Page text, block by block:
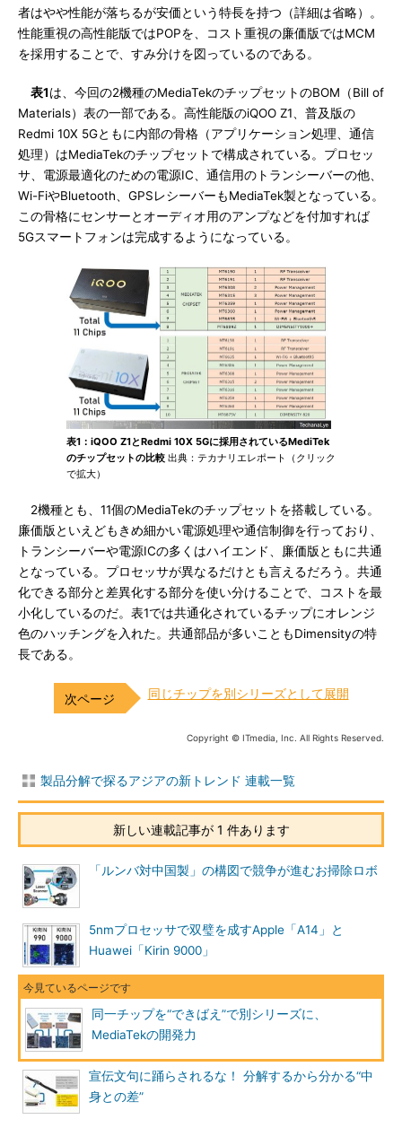
者はやや性能が落ちるが安価という特長を持つ（詳細は省略）。
性能重視の高性能版ではPOPを、コスト重視の廉価版ではMCM
を採用することで、すみ分けを図っているのである。
表1は、今回の2機種のMediaTekのチップセットのBOM（Bill of
Materials）表の一部である。高性能版のiQOO Z1、普及版の
Redmi 10X 5Gともに内部の骨格（アプリケーション処理、通信
処理）はMediaTekのチップセットで構成されている。プロセッ
サ、電源最適化のための電源IC、通信用のトランシーバーの他、
Wi-FiやBluetooth、GPSレシーバーもMediaTek製となっている。
この骨格にセンサーとオーディオ用のアンプなどを付加すれば
5Gスマートフォンは完成するようになっている。
表1：iQOO Z1とRedmi 10X 5Gに採用されているMediTek
のチップセットの比較 出典：テカナリエレポート（クリック
で拡大）
2機種とも、11個のMediaTekのチップセットを搭載している。
廉価版といえどもきめ細かい電源処理や通信制御を行っており、
トランシーバーや電源ICの多くはハイエンド、廉価版ともに共通
となっている。プロセッサが異なるだけとも言えるだろう。共通
化できる部分と差異化する部分を使い分けることで、コストを最
小化しているのだ。表1では共通化されているチップにオレンジ
色のハッチングを入れた。共通部品が多いこともDimensityの特
長である。
同じチップを別シリーズとして展開
Copyright © ITmedia, Inc. All Rights Reserved.
製品分解で探るアジアの新トレンド 連載一覧
新しい連載記事が 1 件あります
「ルンバ対中国製」の構図で競争が進むお掃除ロボ
5nmプロセッサで双璧を成すApple「A14」と
Huawei「Kirin 9000」
同一チップを“できばえ”で別シリーズに、
MediaTekの開発力
宣伝文句に踊らされるな！ 分解するから分かる“中
身との差”